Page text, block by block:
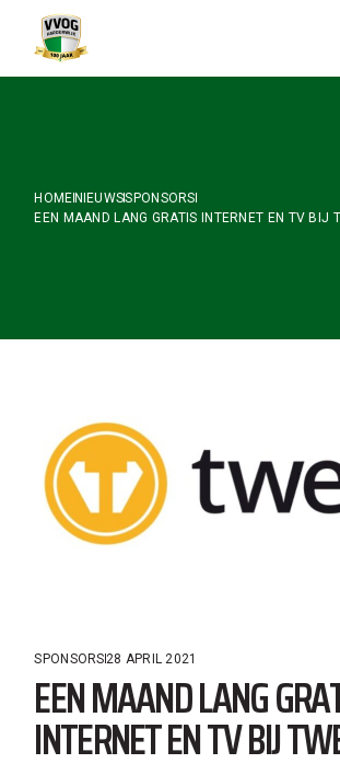
content
HOME NIEUWSSPONSORS
EEN MAAND LANG GRATIS INTERNET EN TV BIJ
SPONSORS28 APRIL 2021
EEN MAAND LANG
INTERNET EN TV BIJ